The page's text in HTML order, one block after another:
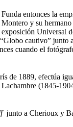
Funda entonces la
Montero y su
exposición Universal
cautivo” junto
cuando el
de 1889, efectúa
(1845-
junto a Cherioux y